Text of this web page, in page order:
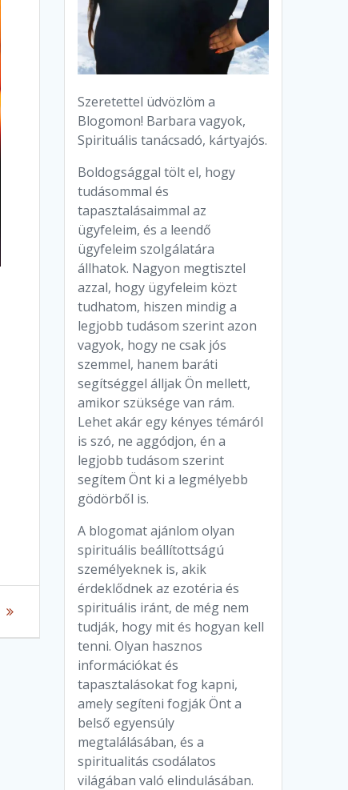
Szeretettel üdvözlöm a
Blogomon! Barbara vagyok,
Spirituális tanácsadó, kártyajós.
Boldogsággal tölt el, hogy
tudásommal és
tapasztalásaimmal az
ügyfeleim, és a leendő
ügyfeleim szolgálatára
állhatok. Nagyon megtisztel
azzal, hogy ügyfeleim közt
tudhatom, hiszen mindig a
legjobb tudásom szerint azon
vagyok, hogy ne csak jós
szemmel, hanem baráti
segítséggel álljak Ön mellett,
amikor szüksége van rám.
Lehet akár egy kényes témáról
is szó, ne aggódjon, én a
legjobb tudásom szerint
segítem Önt ki a legmélyebb
gödörből is.
A blogomat ajánlom olyan
spirituális beállítottságú
személyeknek is, akik
érdeklődnek az ezotéria és
spirituális iránt, de még nem
tudják, hogy mit és hogyan kell
tenni. Olyan hasznos
információkat és
tapasztalásokat fog kapni,
amely segíteni fogják Önt a
belső egyensúly
megtalálásában, és a
spiritualitás csodálatos
világában való elindulásában.